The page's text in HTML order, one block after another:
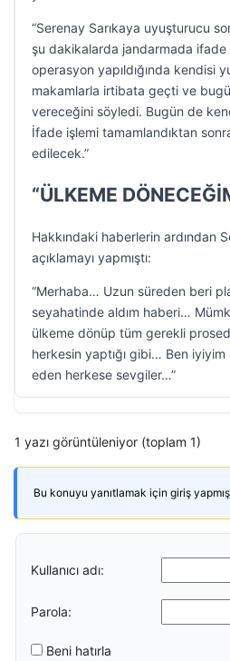
“Serenay Sarıkaya uyuşturucu
şu dakikalarda jandarmada
operasyon yapıldığında kendisi
makamlarla irtibata geçti ve
vereceğini söyledi. Bugün de
İfade işlemi tamamlandıktan
edilecek.”
“ÜLKEME
Hakkındaki haberlerin ardından
açıklamayı yapmıştı:
“Merhaba… Uzun süreden beri
seyahatinde aldım haberi…
ülkeme dönüp tüm gerekli
herkesin yaptığı gibi… Ben
eden herkese sevgiler…”
1 yazı görüntüleniyor (toplam 1)
Bu konuyu yanıtlamak için giriş yapmış
Kullanıcı adı:
Parola:
Beni hatırla